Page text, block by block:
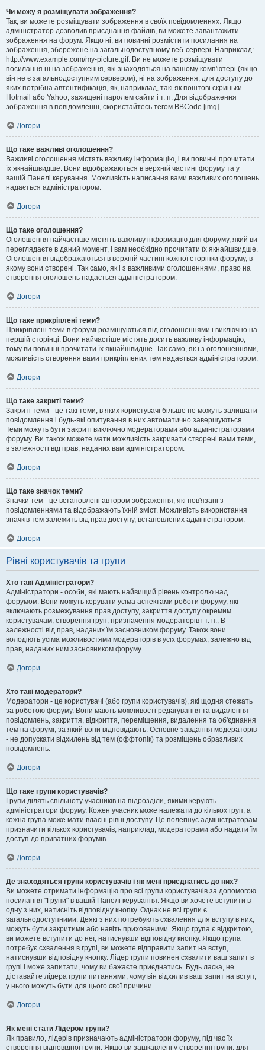
Чи можу я розміщувати зображення?
Так, ви можете розміщувати зображення в своїх повідомленнях. Якщо
адміністратор дозволив приєднання файлів, ви можете завантажити
зображення на форум. Якщо ні, ви повинні розмістити посилання на
зображення, збережене на загальнодоступному веб-сервері. Наприклад:
http://www.example.com/my-picture.gif. Ви не можете розміщувати
посилання ні на зображення, які знаходяться на вашому комп'ютері (якщо
він не є загальнодоступним сервером), ні на зображення, для доступу до
яких потрібна автентифікація, як, наприклад, такі як поштові скриньки
Hotmail або Yahoo, захищені паролем сайти і т. п. Для відображення
зображення в повідомленні, скористайтесь тегом BBCode [img].
Догори
Що таке важливі оголошення?
Важливі оголошення містять важливу інформацію, і ви повинні прочитати
їх якнайшвидше. Вони відображаються в верхній частині форуму та у
вашій Панелі керування. Можливість написання вами важливих оголошень
надається адміністратором.
Догори
Що таке оголошення?
Оголошення найчастіше містять важливу інформацію для форуму, який ви
переглядаєте в даний момент, і вам необхідно прочитати їх якнайшвидше.
Оголошення відображаються в верхній частині кожної сторінки форуму, в
якому вони створені. Так само, як і з важливими оголошеннями, право на
створення оголошень надається адміністратором.
Догори
Що таке прикріплені теми?
Прикріплені теми в форумі розміщуються під оголошеннями і виключно на
першій сторінці. Вони найчастіше містять досить важливу інформацію,
тому ви повинні прочитати їх якнайшвидше. Так само, як і з оголошеннями,
можливість створення вами прикріплених тем надається адміністратором.
Догори
Що таке закриті теми?
Закриті теми - це такі теми, в яких користувачі більше не можуть залишати
повідомлення і будь-які опитування в них автоматично завершуються.
Теми можуть бути закриті виключно модераторами або адміністраторами
форуму. Ви також можете мати можливість закривати створені вами теми,
в залежності від прав, наданих вам адміністратором.
Догори
Що таке значок теми?
Значки тем - це встановлені автором зображення, які пов'язані з
повідомленнями та відображають їхній зміст. Можливість використання
значків тем залежить від прав доступу, встановлених адміністратором.
Догори
Рівні користувачів та групи
Хто такі Адміністратори?
Адміністратори - особи, які мають найвищий рівень контролю над
форумом. Вони можуть керувати усіма аспектами роботи форуму, які
включають розмежування прав доступу, закриття доступу окремим
користувачам, створення груп, призначення модераторів і т. п., В
залежності від прав, наданих їм засновником форуму. Також вони
володіють усіма можливостями модераторів в усіх форумах, залежно від
прав, наданих ним засновником форуму.
Догори
Хто такі модератори?
Модератори - це користувачі (або групи користувачів), які щодня стежать
за роботою форуму. Вони мають можливості редагування та видалення
повідомлень, закриття, відкриття, переміщення, видалення та об'єднання
тем на форумі, за який вони відповідають. Основне завдання модераторів
- не допускати відхилень від тем (оффтопік) та розміщень образливих
повідомлень.
Догори
Що таке групи користувачів?
Групи ділять спільноту учасників на підрозділи, якими керують
адміністратори форуму. Кожен учасник може належати до кількох груп, а
кожна група може мати власні рівні доступу. Це полегшує адміністраторам
призначити кількох користувачів, наприклад, модераторами або надати їм
доступ до приватних форумів.
Догори
Де знаходяться групи користувачів і як мені приєднатись до них?
Ви можете отримати інформацію про всі групи користувачів за допомогою
посилання "Групи" в вашій Панелі керування. Якщо ви хочете вступити в
одну з них, натисніть відповідну кнопку. Однак не всі групи є
загальнодоступними. Деякі з них потребують схвалення для вступу в них,
можуть бути закритими або навіть прихованими. Якщо група є відкритою,
ви можете вступити до неї, натиснувши відповідну кнопку. Якщо група
потребує схвалення в групі, ви можете відправити запит на вступ,
натиснувши відповідну кнопку. Лідер групи повинен схвалити ваш запит в
групі і може запитати, чому ви бажаєте приєднатись. Будь ласка, не
діставайте лідера групи питаннями, чому він відхилив ваш запит на вступ,
у нього можуть бути для цього свої причини.
Догори
Як мені стати Лідером групи?
Як правило, лідерів призначають адміністратори форуму, під час їх
створення відповідної групи. Якщо ви зацікавлені у створенні групи, для